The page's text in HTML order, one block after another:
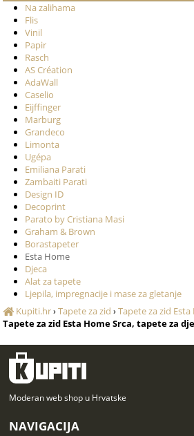
Na zalihama
Flis
Vinil
Papir
Rasch
AS Création
AdaWall
Caselio
Eijffinger
Marburg
Grandeco
Limonta
Ugépa
Emiliana Parati
Zambaiti Parati
Design ID
Decoprint
Parato by Cristiana Masi
Graham & Brown
Borastapeter
Esta Home
Djeca
Alat za tapete
Ljepila, impregnacije i mase za gletanje
Kupiti.hr›Tapete za zid ›Tapete za zid
Tapete za zid Esta Home Srca, tapete za
Moderan web shop u Hrvatske
NAVIGACIJA